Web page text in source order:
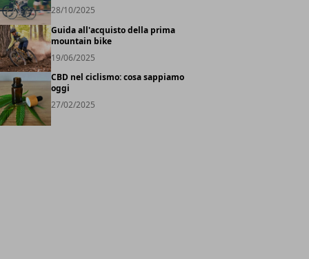
28/10/2025
Guida all'acquisto della prima
mountain bike
19/06/2025
CBD nel ciclismo: cosa sappiamo
oggi
27/02/2025